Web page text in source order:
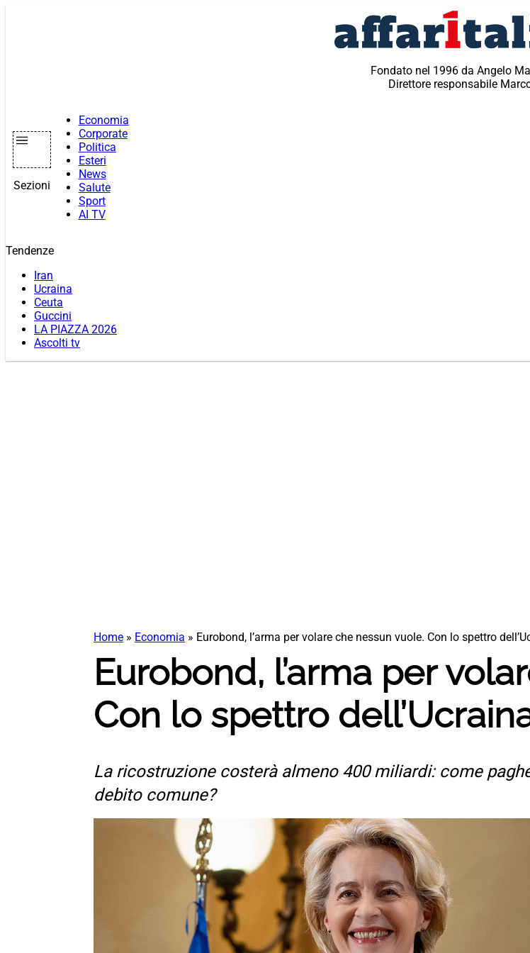
Fondato nel 1996 da Angelo
Direttore responsabile
Sezioni
Economia
Corporate
Politica
Esteri
News
Salute
Sport
AI TV
Tendenze
Iran
Ucraina
Ceuta
Guccini
LA PIAZZA 2026
Ascolti tv
Home » Economia » Eurobond, l’arma per volare che nessun vuole. Con lo spettro
Eurobond, l’arma per
Con lo spettro
La ricostruzione costerà almeno 400 miliardi: come
debito comune?